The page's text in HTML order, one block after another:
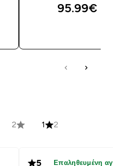
95.99€‎
2 1 2
5 Επαληθευμένη